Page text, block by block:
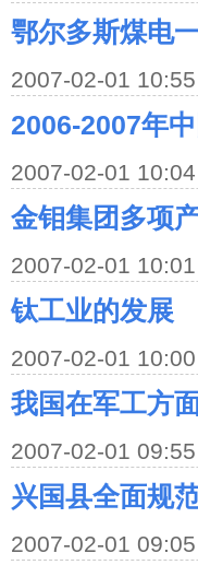
鄂尔多斯煤电
2007-02-01 10:55
2006-2007年
2007-02-01 10:04
金钼集团多项
2007-02-01 10:01
钛工业的发展
2007-02-01 10:00
我国在军工方
2007-02-01 09:55
兴国县全面规
2007-02-01 09:05